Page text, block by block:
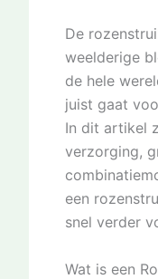
De
weelderige
de hele
juist gaat
In dit artikel
verzorging,
een
snel verder
Wat is een